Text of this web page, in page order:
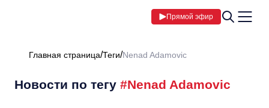
Прямой эфир
Главная страница Теги Nenad Adamovic
Новости по тегу #Nenad Adamovic